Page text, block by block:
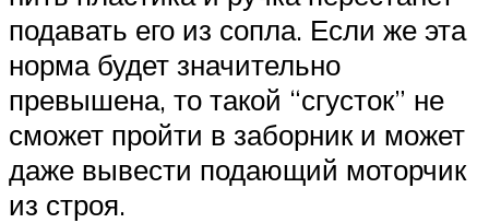
подавать его из сопла. Если же эта
норма будет значительно
превышена, то такой “сгусток” не
сможет пройти в заборник и может
даже вывести подающий моторчик
из строя.